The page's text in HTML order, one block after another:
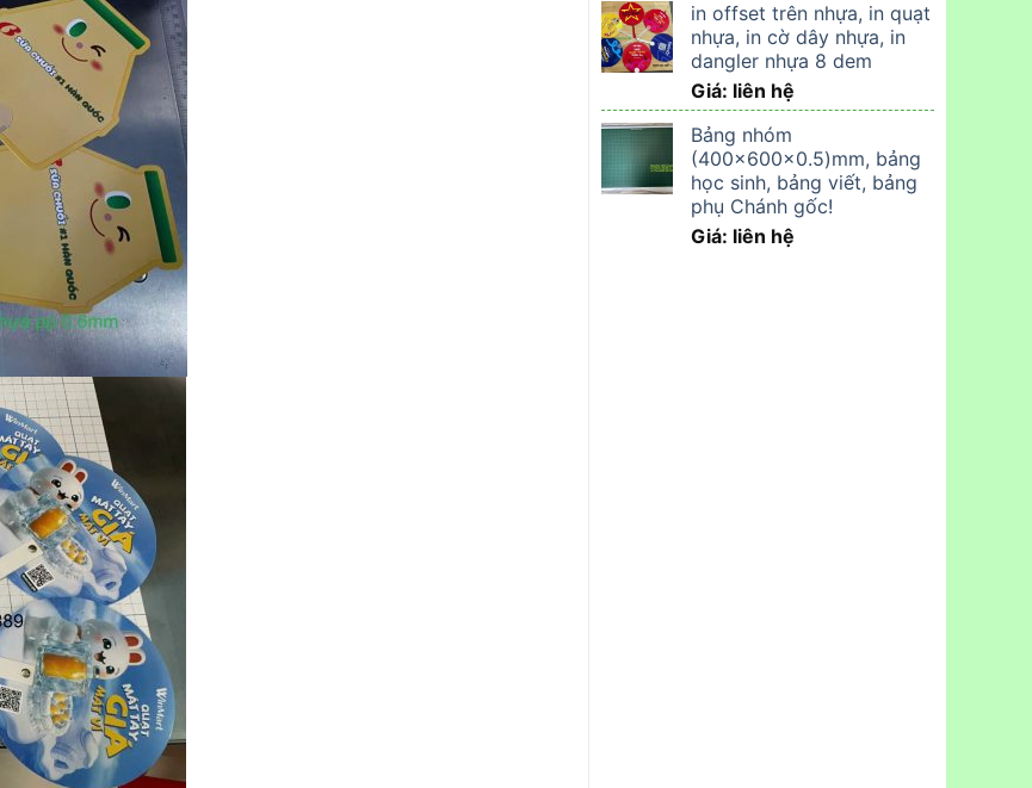
in offset trên nhựa, in quạt
nhựa, in cờ dây nhựa, in
dangler nhựa 8 dem
Giá: liên hệ
Bảng nhóm
(400x600x0.5)mm, bảng
học sinh, bảng viết, bảng
phụ Chánh gốc!
Giá: liên hệ